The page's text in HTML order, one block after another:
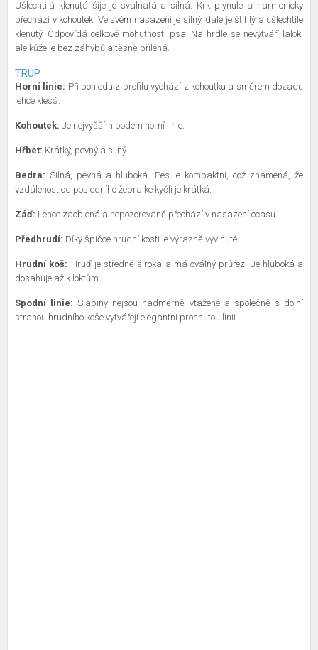
Ušlechtilá klenutá šíje je svalnatá a silná. Krk plynule a harmonicky
přechází v kohoutek. Ve svém nasazení je silný, dále je štíhlý a ušlechtile
klenutý. Odpovídá celkové mohutnosti psa. Na hrdle se nevytváří lalok,
ale kůže je bez záhybů a těsně přiléhá.
TRUP
Horní linie: Při pohledu z profilu vychází z kohoutku a směrem dozadu
lehce klesá.
Kohoutek: Je nejvyšším bodem horní linie.
Hřbet: Krátký, pevný a silný.
Bedra: Silná, pevná a hluboká. Pes je kompaktní, což znamená, že
vzdálenost od posledního žebra ke kyčli je krátká.
Záď: Lehce zaoblená a nepozorovaně přechází v nasazení ocasu.
Předhrudí: Díky špičce hrudní kosti je výrazně vyvinuté.
Hrudní koš: Hruď je středně široká a má oválný průřez. Je hluboká a
dosahuje až k loktům.
Spodní linie: Slabiny nejsou nadměrně vtažené a společně s dolní
stranou hrudního koše vytvářejí elegantní prohnutou linii.